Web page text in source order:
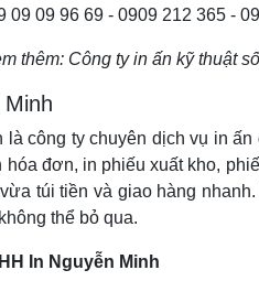
09 09 96 69 - 0909 212 365 -
thêm: Công ty in ấn kỹ thuật
là công ty chuyên dịch vụ in
hóa đơn, in phiếu xuất kho,
túi tiền và giao hàng
thể bỏ qua.
In Nguyễn Minh